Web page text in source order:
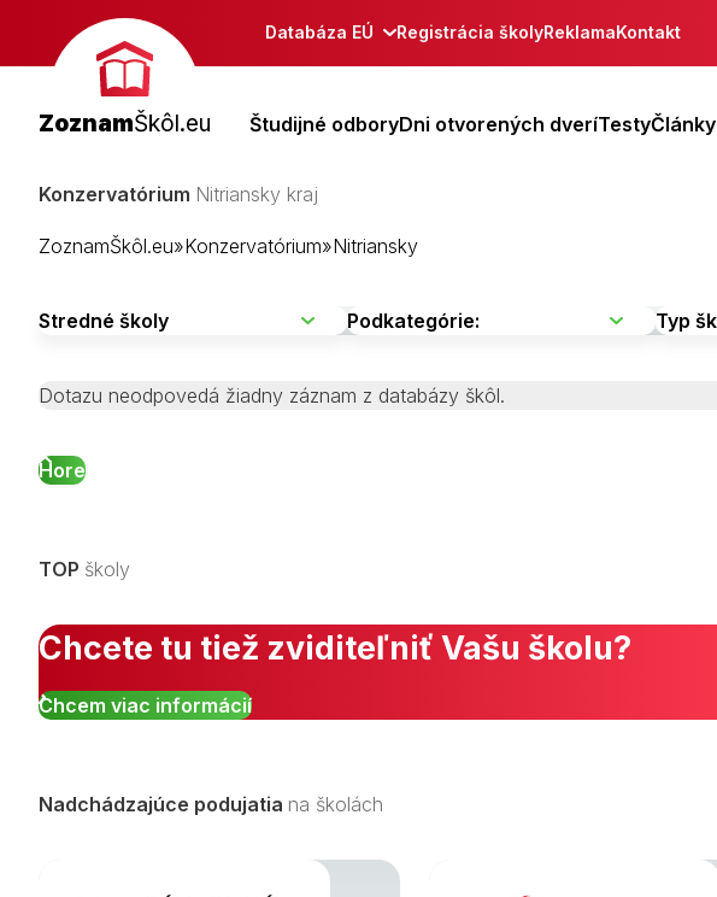
Databáza EÚ Registrácia školyReklamaKontakt
ZoznamŠkôl.eu Študijné odboryDni otvorených dveríTestyČlánky
Konzervatórium Nitriansky kraj
ZoznamŠkôl.eu»Konzervatórium»Nitriansky
Dotazu neodpovedá žiadny záznam z databázy škôl.
Hore
TOP školy
Chcete tu tiež zviditeľniť Vašu školu?
Chcem viac informácií
Nadchádzajúce podujatia na školách